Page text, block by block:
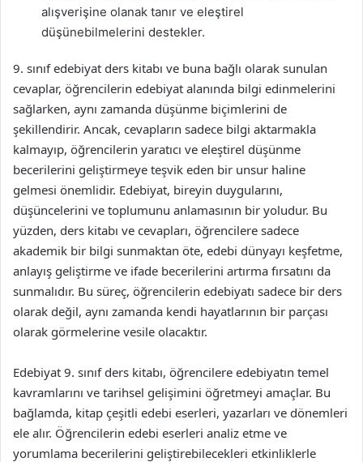
alışverişine olanak tanır ve eleştirel
düşünebilmelerini destekler.
9. sınıf edebiyat ders kitabı ve buna bağlı olarak sunulan
cevaplar, öğrencilerin edebiyat alanında bilgi edinmelerini
sağlarken, aynı zamanda düşünme biçimlerini de
şekillendirir. Ancak, cevapların sadece bilgi aktarmakla
kalmayıp, öğrencilerin yaratıcı ve eleştirel düşünme
becerilerini geliştirmeye teşvik eden bir unsur haline
gelmesi önemlidir. Edebiyat, bireyin duygularını,
düşüncelerini ve toplumunu anlamasının bir yoludur. Bu
yüzden, ders kitabı ve cevapları, öğrencilere sadece
akademik bir bilgi sunmaktan öte, edebi dünyayı keşfetme,
anlayış geliştirme ve ifade becerilerini artırma fırsatını da
sunmalıdır. Bu süreç, öğrencilerin edebiyatı sadece bir ders
olarak değil, aynı zamanda kendi hayatlarının bir parçası
olarak görmelerine vesile olacaktır.
Edebiyat 9. sınıf ders kitabı, öğrencilere edebiyatın temel
kavramlarını ve tarihsel gelişimini öğretmeyi amaçlar. Bu
bağlamda, kitap çeşitli edebi eserleri, yazarları ve dönemleri
ele alır. Öğrencilerin edebi eserleri analiz etme ve
yorumlama becerilerini geliştirebilecekleri etkinliklerle